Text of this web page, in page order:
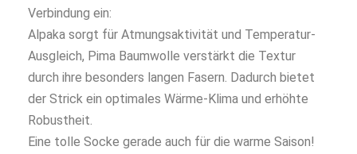
Verbindung ein:
Alpaka sorgt für Atmungsaktivität und Temperatur-
Ausgleich, Pima Baumwolle verstärkt die Textur
durch ihre besonders langen Fasern. Dadurch bietet
der Strick ein optimales Wärme-Klima und erhöhte
Robustheit.
Eine tolle Socke gerade auch für die warme Saison!